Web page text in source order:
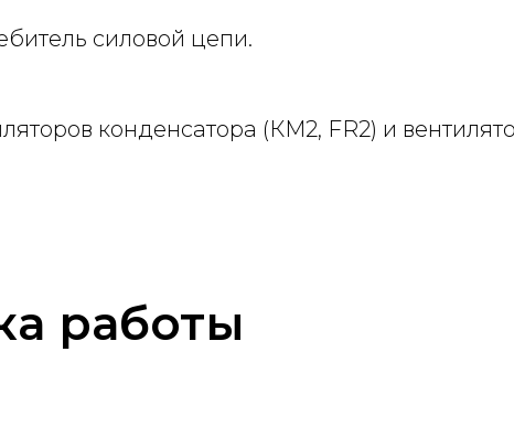
силовой цепи.
конденсатора (КМ2, FR2) и
работы